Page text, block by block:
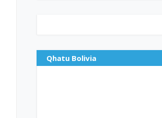
Qhatu Bolivia